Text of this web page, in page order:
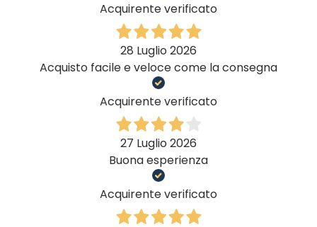
Acquirente verificato
28 Luglio 2026
Acquisto facile e veloce come la consegna
Acquirente verificato
27 Luglio 2026
Buona esperienza
Acquirente verificato